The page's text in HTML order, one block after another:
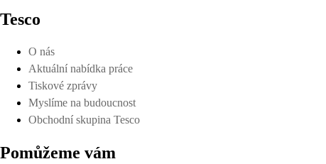
Tesco
O nás
Aktuální nabídka práce
Tiskové zprávy
Myslíme na budoucnost
Obchodní skupina Tesco
Pomůžeme vám